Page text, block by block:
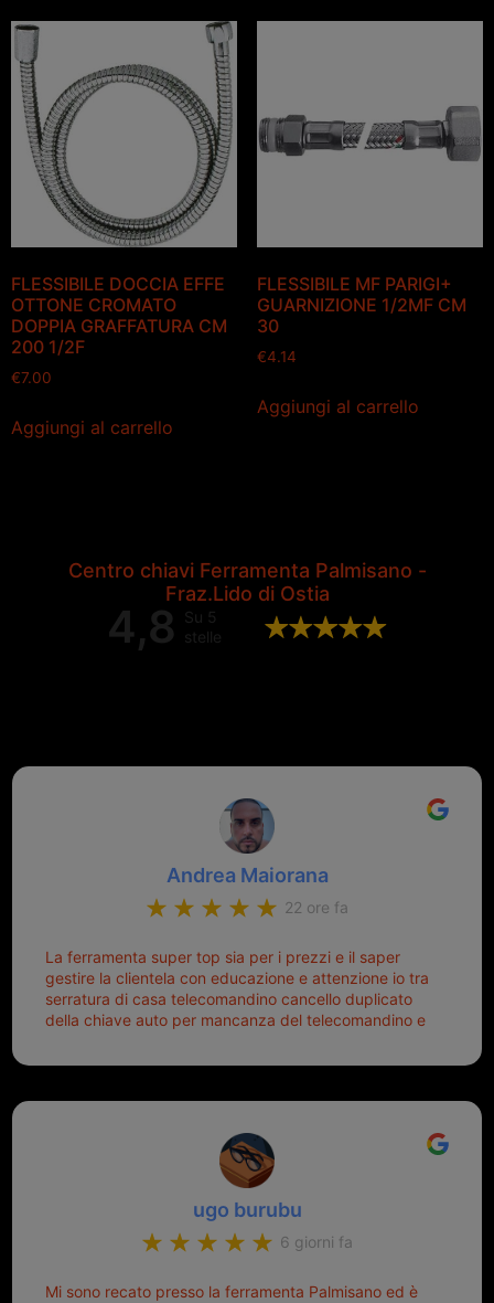
FLESSIBILE DOCCIA EFFE
OTTONE CROMATO
DOPPIA GRAFFATURA CM
200 1/2F
€7.00
Aggiungi al carrello
FLESSIBILE MF PARIGI+
GUARNIZIONE 1/2MF CM
30
€4.14
Aggiungi al carrello
Centro chiavi Ferramenta Palmisano -
Fraz.Lido di Ostia
4,8
Su 5
stelle
Andrea Maiorana
22 ore fa
La ferramenta super top sia per i prezzi e il saper
gestire la clientela con educazione e attenzione io tra
serratura di casa telecomandino cancello duplicato
della chiave auto per mancanza del telecomandino e
meglio ferramenta de ostia e poi il prorietario il signor
ugo burubu
6 giorni fa
Mi sono recato presso la ferramenta Palmisano ed è